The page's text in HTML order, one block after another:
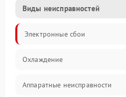
Виды неисправностей
Электронные сбои
Охлаждение
Аппаратные неисправности